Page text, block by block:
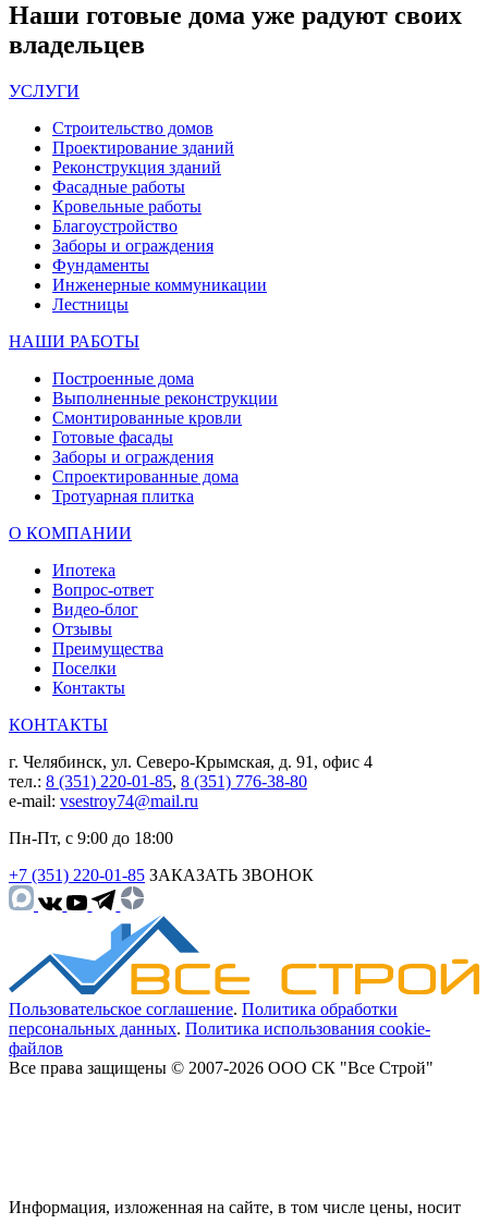
Наши готовые дома уже радуют своих
владельцев
УСЛУГИ
Строительство домов
Проектирование зданий
Реконструкция зданий
Фасадные работы
Кровельные работы
Благоустройство
Заборы и ограждения
Фундаменты
Инженерные коммуникации
Лестницы
НАШИ РАБОТЫ
Построенные дома
Выполненные реконструкции
Смонтированные кровли
Готовые фасады
Заборы и ограждения
Спроектированные дома
Тротуарная плитка
О КОМПАНИИ
Ипотека
Вопрос-ответ
Видео-блог
Отзывы
Преимущества
Поселки
Контакты
КОНТАКТЫ
г. Челябинск, ул. Северо-Крымская, д. 91, офис 4
тел.: 8 (351) 220-01-85, 8 (351) 776-38-80
e-mail: vsestroy74@mail.ru
Пн-Пт, с 9:00 до 18:00
+7 (351) 220-01-85 ЗАКАЗАТЬ ЗВОНОК
Пользовательское соглашение. Политика обработки
персональных данных. Политика использования cookie-
файлов
Все права защищены © 2007-2026 ООО СК "Все Строй"
Информация, изложенная на сайте, в том числе цены, носит